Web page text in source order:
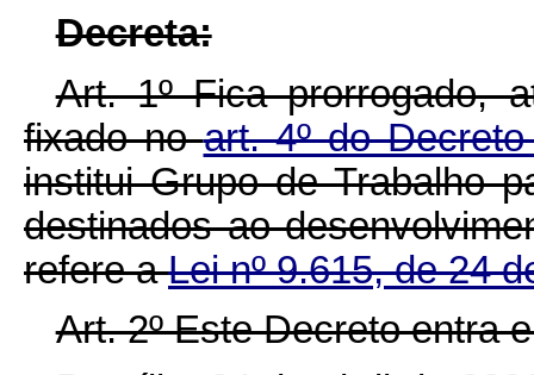
Decreta:
Art. 1º Fica prorrogado,
fixado noart. 4º do
institui Grupo de Trabalho
destinados ao
refere aLei nº 9.615, de 24
Art. 2º Este Decreto entra